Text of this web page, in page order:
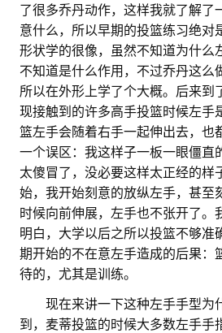
了很多乔丹动作，这样我就了解了
意什么，所以早期的投篮练习绝对
形状学的很像，虽然不知道为什么
不知道是什么作用，不过乔丹这么
所以在外形上学了个大概。后来到
现接触到的许多高手投篮时候左手
篮左手会随着右手一起伸出去，也
一个误区：我这样子一板一眼僵直
太傻冒了，没必要这样太正经的样
始，我开始刻意的放纵左手，甚至
时候向前伸展，左手也不张开了。
明白，大学以后之所以投篮不够准
期开始的不在意左手造成的后果：
待的，尤其是训练。
现在来讲一下这种左手手型为
到，麦蒂投篮的时候大多数左手手